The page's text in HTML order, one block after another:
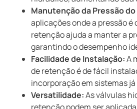
Manutenção da Pressão
aplicações onde a pressão é
retenção ajuda a manter a
garantindo o desempenho
Facilidade de Instalação:A
de retenção é de fácil
incorporação em sistemas
Versatilidade:As válvulas